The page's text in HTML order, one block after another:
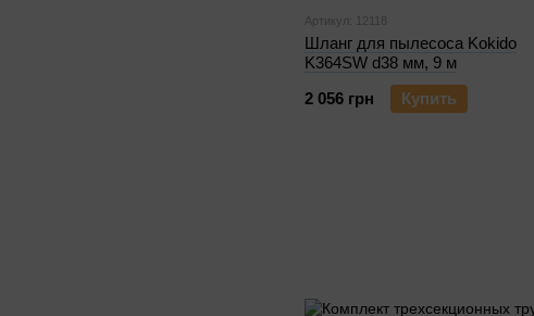
Артикул: 12118
Шланг для пылесоса Kokido
K364SW d38 мм, 9 м
2 056 грн
Купить